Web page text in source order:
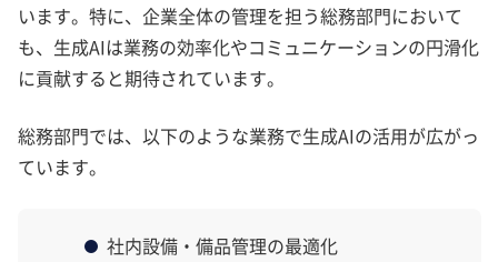
います。特に、企業全体の管理を担う総務部門において
も、生成AIは業務の効率化やコミュニケーションの円滑化
に貢献すると期待されています。
総務部門では、以下のような業務で生成AIの活用が広がっ
ています。
社内設備・備品管理の最適化